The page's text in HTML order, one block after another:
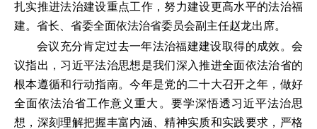
扎实推进法治建设重点工作，努力建设更高水平的法治福
建。省长、省委全面依法治省委员会副主任赵龙出席。
会议充分肯定过去一年法治福建建设取得的成效。会
议指出，习近平法治思想是我们深入推进全面依法治省的
根本遵循和行动指南。今年是党的二十大召开之年，做好
全面依法治省工作意义重大。要学深悟透习近平法治思
想，深刻理解把握丰富内涵、精神实质和实践要求，严格